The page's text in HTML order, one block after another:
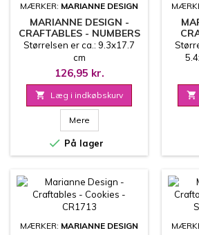
MÆRKER: MARIANNE DESIGN
MARIANNE DESIGN -
CRAFTABLES - NUMBERS
XL - CR1716
Størrelsen er ca.: 9.3x17.7
cm
126,95 kr.
 Læg i indkøbskurv
Mere
 På lager

MÆRKER: MARIANNE DESIGN